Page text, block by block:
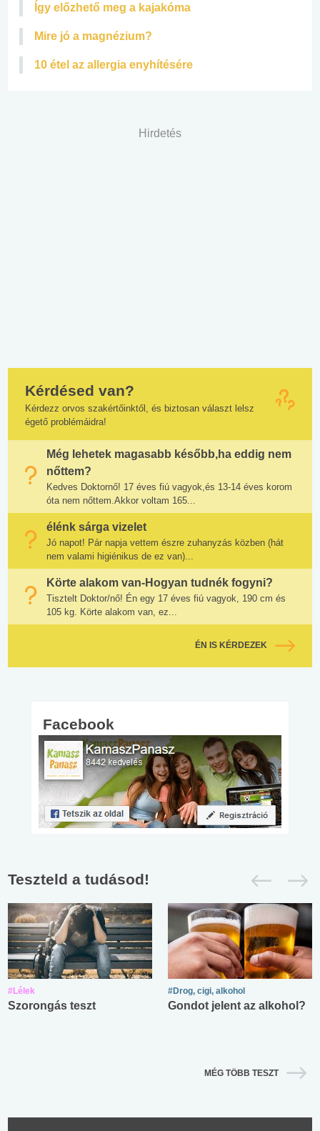
Így előzhető meg a kajakóma
Mire jó a magnézium?
10 étel az allergia enyhítésére
Hirdetés
Kérdésed van?
Kérdezz orvos szakértőinktől, és biztosan választ lelsz
égető problémáidra!
Még lehetek magasabb később,ha eddig nem
nőttem?
Kedves Doktornő! 17 éves fiú vagyok,és 13-14 éves korom
óta nem nőttem.Akkor voltam 165...
élénk sárga vizelet
Jó napot! Pár napja vettem észre zuhanyzás közben (hát
nem valami higiénikus de ez van)...
Körte alakom van-Hogyan tudnék fogyni?
Tisztelt Doktor/nő! Én egy 17 éves fiú vagyok, 190 cm és
105 kg. Körte alakom van, ez...
ÉN IS KÉRDEZEK
Facebook
Teszteld a tudásod!
#Lélek
Szorongás teszt
#Drog, cigi, alkohol
Gondot jelent az alkohol?
MÉG TÖBB TESZT